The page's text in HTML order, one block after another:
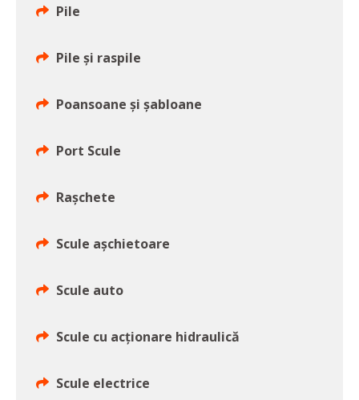
Pile
Pile şi raspile
Poansoane şi şabloane
Port Scule
Raşchete
Scule aşchietoare
Scule auto
Scule cu acţionare hidraulică
Scule electrice